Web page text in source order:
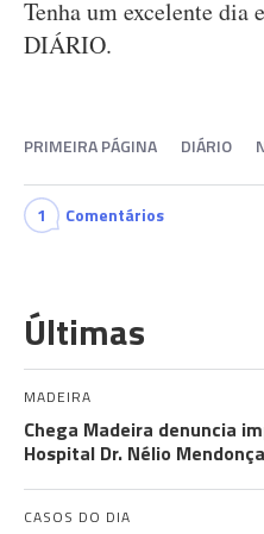
Tenha um excelente dia
DIÁRIO.
PRIMEIRA PÁGINA DIÁRIO
1 Comentários
Últimas
MADEIRA
Chega Madeira denuncia
Hospital Dr. Nélio Mendonça
CASOS DO DIA